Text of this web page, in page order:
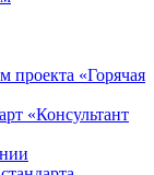
проекта «Горячая
«Консультант